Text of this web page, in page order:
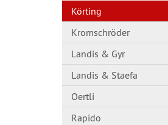
Körting
Kromschröder
Landis & Gyr
Landis & Staefa
Oertli
Rapido